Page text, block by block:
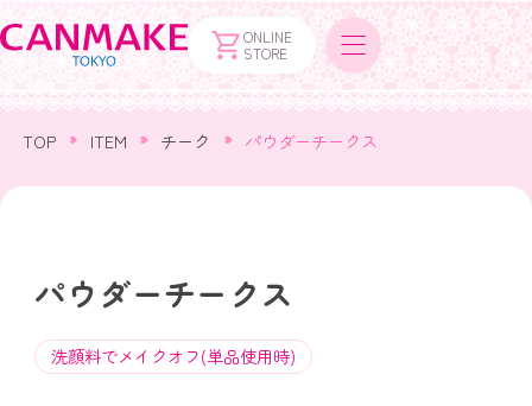
ONLINE
STORE
TOP ITEM チーク パウダーチークス
パウダーチークス
洗顔料でメイクオフ(単品使用時)